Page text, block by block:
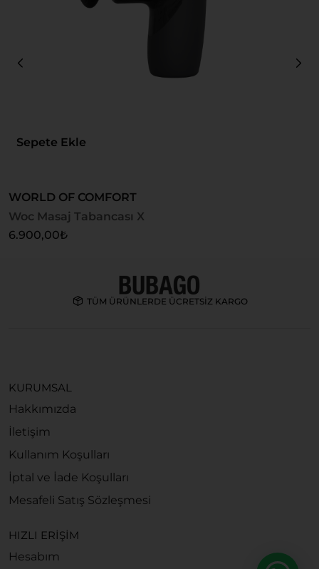
Sepete Ekle
WORLD OF COMFORT
Woc Masaj Tabancası X
6.900,00₺
TÜM ÜRÜNLERDE ÜCRETSİZ KARGO
KURUMSAL
Hakkımızda
İletişim
Kullanım Koşulları
İptal ve İade Koşulları
Mesafeli Satış Sözleşmesi
HIZLI ERİŞİM
Hesabım